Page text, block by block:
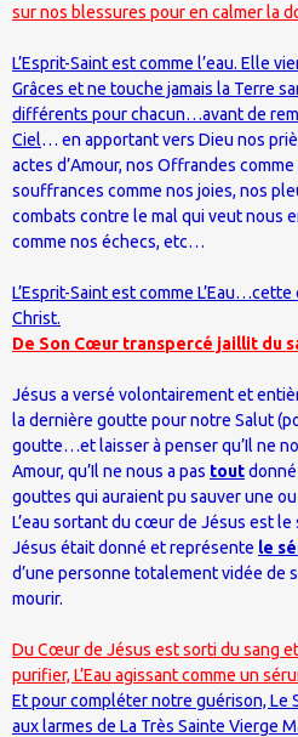
sur nos blessures pour en calmer la
L’Esprit-Saint est comme l’eau. Elle
Grâces et ne touche jamais la Terre
différents pour chacun…avant de
Ciel… en apportant vers Dieu nos
actes d’Amour, nos Offrandes
souffrances comme nos joies, nos
combats contre le mal qui veut nous
comme nos échecs, etc…
L’Esprit-Saint est comme
Christ.
De Son Cœur transpercé jaillit du
Jésus a versé volontairement et
la dernière goutte pour notre Salut
goutte…et laisser à penser qu’Il ne
Amour, qu’Il ne nous a pas tout
gouttes qui auraient pu sauver une
L’eau sortant du cœur de Jésus est
Jésus était donné et représente le
d’une personne totalement vidée de
mourir.
Du Cœur de Jésus est sorti du sang
purifier, L’Eau agissant comme un
Et pour compléter notre guérison, Le
aux larmes de La Très Sainte Vierge